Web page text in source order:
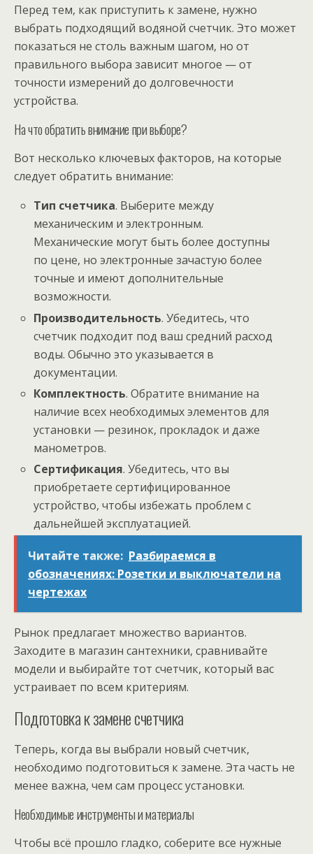
Перед тем, как приступить к замене, нужно
выбрать подходящий водяной счетчик. Это может
показаться не столь важным шагом, но от
правильного выбора зависит многое — от
точности измерений до долговечности
устройства.
На что обратить внимание при выборе?
Вот несколько ключевых факторов, на которые
следует обратить внимание:
Тип счетчика. Выберите между
механическим и электронным.
Механические могут быть более доступны
по цене, но электронные зачастую более
точные и имеют дополнительные
возможности.
Производительность. Убедитесь, что
счетчик подходит под ваш средний расход
воды. Обычно это указывается в
документации.
Комплектность. Обратите внимание на
наличие всех необходимых элементов для
установки — резинок, прокладок и даже
манометров.
Сертификация. Убедитесь, что вы
приобретаете сертифицированное
устройство, чтобы избежать проблем с
дальнейшей эксплуатацией.
Читайте также: Разбираемся в
обозначениях: Розетки и выключатели на
чертежах
Рынок предлагает множество вариантов.
Заходите в магазин сантехники, сравнивайте
модели и выбирайте тот счетчик, который вас
устраивает по всем критериям.
Подготовка к замене счетчика
Теперь, когда вы выбрали новый счетчик,
необходимо подготовиться к замене. Эта часть не
менее важна, чем сам процесс установки.
Необходимые инструменты и материалы
Чтобы всё прошло гладко, соберите все нужные